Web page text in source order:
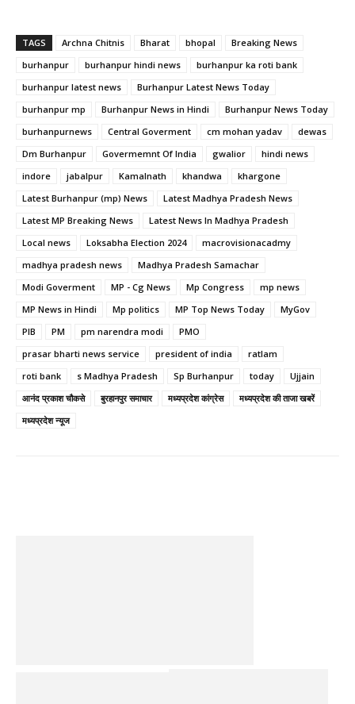
TAGS Archna Chitnis Bharat bhopal
Breaking News
burhanpur
burhanpur hindi news
burhanpur ka roti bank
burhanpur latest news
Burhanpur Latest News Today
burhanpur mp
Burhanpur News in Hindi
Burhanpur News Today
burhanpurnews
Central Goverment cm mohan yadav
dewas
Dm Burhanpur
Govermemnt Of India gwalior
hindi news
indore
jabalpur Kamalnath khandwa
khargone
Latest Burhanpur (mp) News
Latest Madhya Pradesh News
Latest MP Breaking News
Latest News In Madhya Pradesh
Local news
Loksabha Election 2024
macrovisionacadmy
madhya pradesh news
Madhya Pradesh Samachar
Modi Goverment
MP - Cg News Mp Congress
mp news
MP News in Hindi
Mp politics MP Top News Today
MyGov
PIB
PM pm narendra modi
PMO
prasar bharti news service
president of india
ratlam
roti bank
s Madhya Pradesh Sp Burhanpur today
Ujjain
आनंद प्रकाश चौकसे
बुरहानपुर समाचार मध्यप्रदेश कांग्रेस
मध्यप्रदेश की ताजा खबरें
मध्यप्रदेश न्यूज